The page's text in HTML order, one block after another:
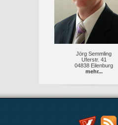
Jörg Semmling
Uferstr. 41
04838 Eilenburg
mehr...